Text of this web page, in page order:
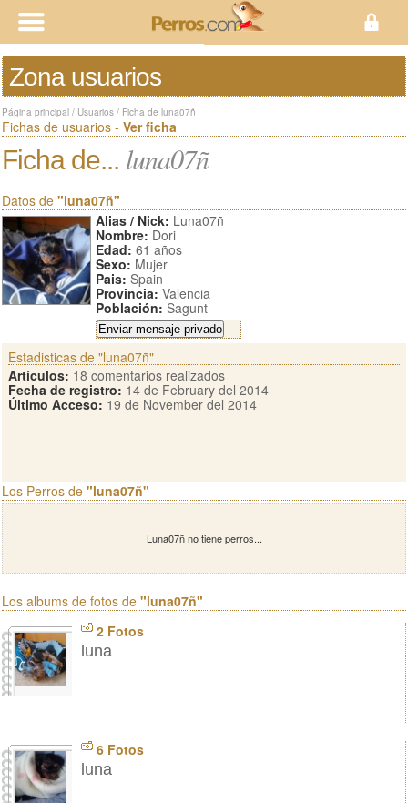
Zona usuarios
Página principal / Usuarios / Ficha de luna07ñ
Fichas de usuarios - Ver ficha
Ficha de... luna07ñ
Datos de "luna07ñ"
Alias / Nick: Luna07ñ
Nombre: Dori
Edad: 61 años
Sexo: Mujer
Pais: Spain
Provincia: Valencia
Población: Sagunt
Estadisticas de "luna07ñ"
Artículos: 18 comentarios realizados
Fecha de registro: 14 de February del 2014
Último Acceso: 19 de November del 2014
Los Perros de "luna07ñ"
Luna07ñ no tiene perros...
Los albums de fotos de "luna07ñ"
2 Fotos
luna
6 Fotos
luna